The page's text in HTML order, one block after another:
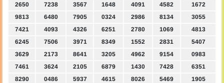
2650
7238 3567 1648 4091 4582
1672
9813
6480 7905 0324 2986 8134
3055
7421
4093 4326 6251 2780 1069
4813
6245
7506 3971 8349 1552 2831
5407
3629
2173 8641 3205 4962 9154
0983
7461
3624 2105 6879 1430 7428
6351
8290
0486 5937 4615 8026 5469
1905